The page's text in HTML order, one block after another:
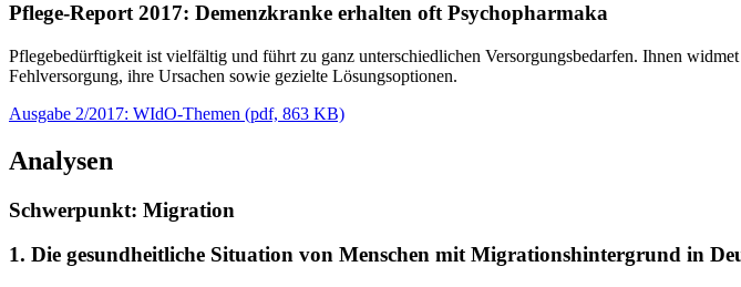
Pflege-Report 2017: Demenzkranke erhalten oft Psychopharmaka
Pflegebedürftigkeit ist vielfältig und führt zu ganz unterschiedlichen Versorgungsbedarfen. Ihnen
Fehlversorgung, ihre Ursachen sowie gezielte Lösungsoptionen.
Ausgabe 2/2017: WIdO-Themen (pdf, 863 KB)
Analysen
Schwerpunkt: Migration
1. Die gesundheitliche Situation von Menschen mit Migrationshintergrund in